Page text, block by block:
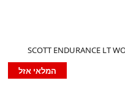
SCOTT ENDURANCE LT
המלאי אזל